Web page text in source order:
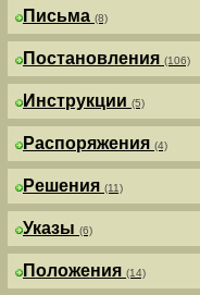
Письма (8)
Постановления (106)
Инструкции (5)
Распоряжения (4)
Решения (11)
Указы (6)
Положения (14)